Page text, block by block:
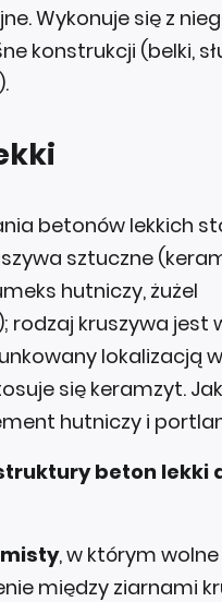
Wykonuje się z
konstrukcji (belki,
betonów lekkich
sztuczne
hutniczy, żużel
rodzaj kruszywa jest
lokalizacją
się keramzyt.
hutniczy i
beton lekki
, w którym wolne
między ziarnami